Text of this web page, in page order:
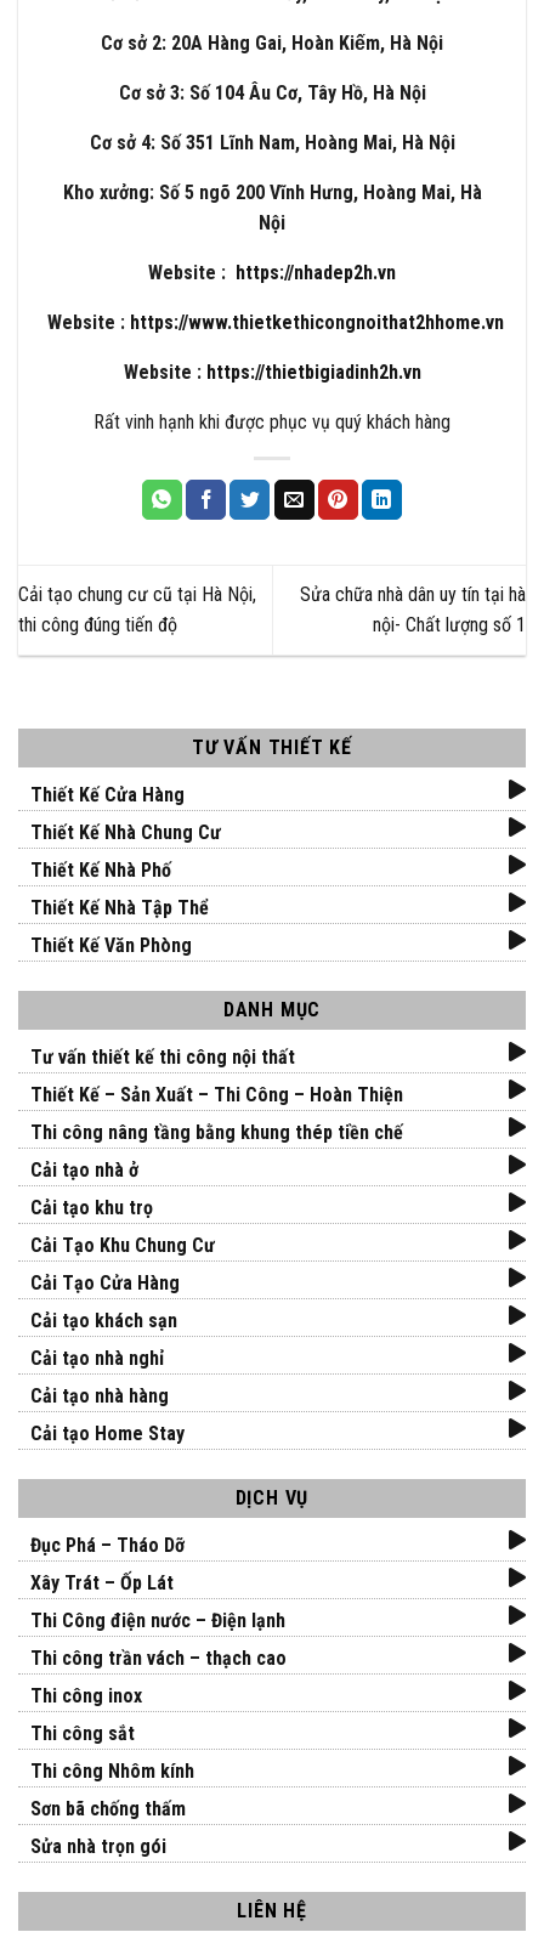
TƯ VẤN THIẾT KẾ
Thiết Kế Cửa Hàng
Thiết Kế Nhà Chung Cư
Thiết Kế Nhà Phố
Thiết Kế Nhà Tập Thể
Thiết Kế Văn Phòng
DANH MỤC
Tư vấn thiết kế thi công nội thất
Thiết Kế – Sản Xuất – Thi Công – Hoàn Thiện
Thi công nâng tầng bằng khung thép tiền chế
Cải tạo nhà ở
Cải tạo khu trọ
Cải Tạo Khu Chung Cư
Cải Tạo Cửa Hàng
Cải tạo khách sạn
Cải tạo nhà nghỉ
Cải tạo nhà hàng
Cải tạo Home Stay
DỊCH VỤ
Đục Phá – Tháo Dỡ
Xây Trát – Ốp Lát
Thi Công điện nước – Điện lạnh
Thi công trần vách – thạch cao
Thi công inox
Thi công sắt
Thi công Nhôm kính
Sơn bã chống thấm
Sửa nhà trọn gói
LIÊN HỆ
Cơ sở 2: 20A Hàng Gai, Hoàn Kiếm, Hà Nội
Cơ sở 3: Số 104 Âu Cơ, Tây Hồ, Hà Nội
Cơ sở 4: Số 351 Lĩnh Nam, Hoàng Mai, Hà Nội
Kho xưởng: Số 5 ngõ 200 Vĩnh Hưng, Hoàng Mai, Hà
Nội
Website : https://nhadep2h.vn
Website : https://www.thietkethicongnoithat2hhome.vn
Website : https://thietbigiadinh2h.vn
Rất vinh hạnh khi được phục vụ quý khách hàng
Cải tạo chung cư cũ tại Hà Nội,
thi công đúng tiến độ
Sửa chữa nhà dân uy tín tại hà
nội- Chất lượng số 1